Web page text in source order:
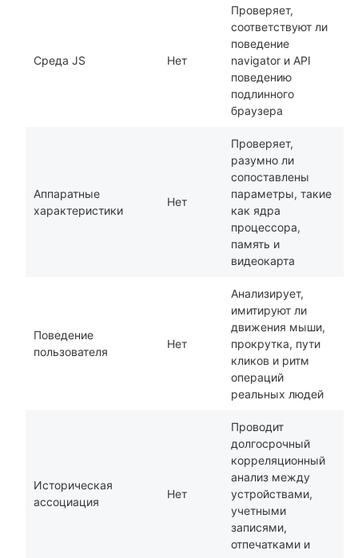
Среда JS Нет
Проверяет,
соответствуют ли
поведение
navigator и API
поведению
подлинного
браузера
Аппаратные
характеристики
Нет
Проверяет,
разумно ли
сопоставлены
параметры, такие
как ядра
процессора,
память и
видеокарта
Поведение
пользователя
Нет
Анализирует,
имитируют ли
движения мыши,
прокрутка, пути
кликов и ритм
операций
реальных людей
Историческая
ассоциация
Нет
Проводит
долгосрочный
корреляционный
анализ между
устройствами,
учетными
записями,
отпечатками и